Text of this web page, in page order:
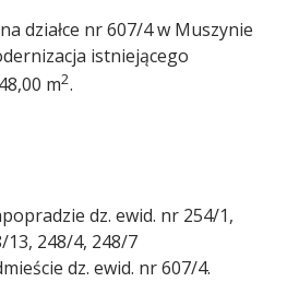
działce nr 607/4 w Muszynie
istniejącego
m2.
dz. ewid. nr 254/1,
13, 248/4, 248/7
dz. ewid. nr 607/4.